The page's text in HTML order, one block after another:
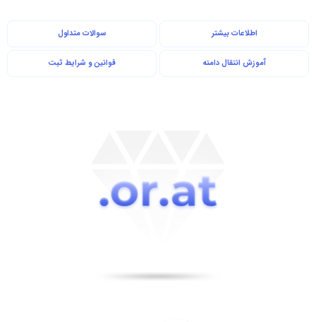
اطلاعات بیشتر سوالات متداول
آموزش انتقال دامنه قوانین و شرایط ثبت